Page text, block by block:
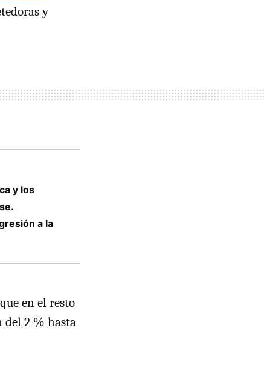
y
y los
a la
que en el resto
del 2 % hasta